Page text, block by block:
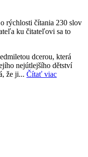
rýchlosti čítania 230 slov
ku čitateľovi sa to
dcerou, která
nejútlejšího dětství
že ji... Čítať viac